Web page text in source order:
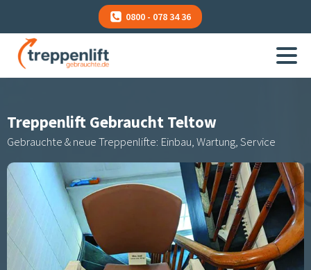
0800 - 078 34 36
Treppenlift Gebraucht Teltow
Gebrauchte & neue Treppenlifte: Einbau, Wartung, Service